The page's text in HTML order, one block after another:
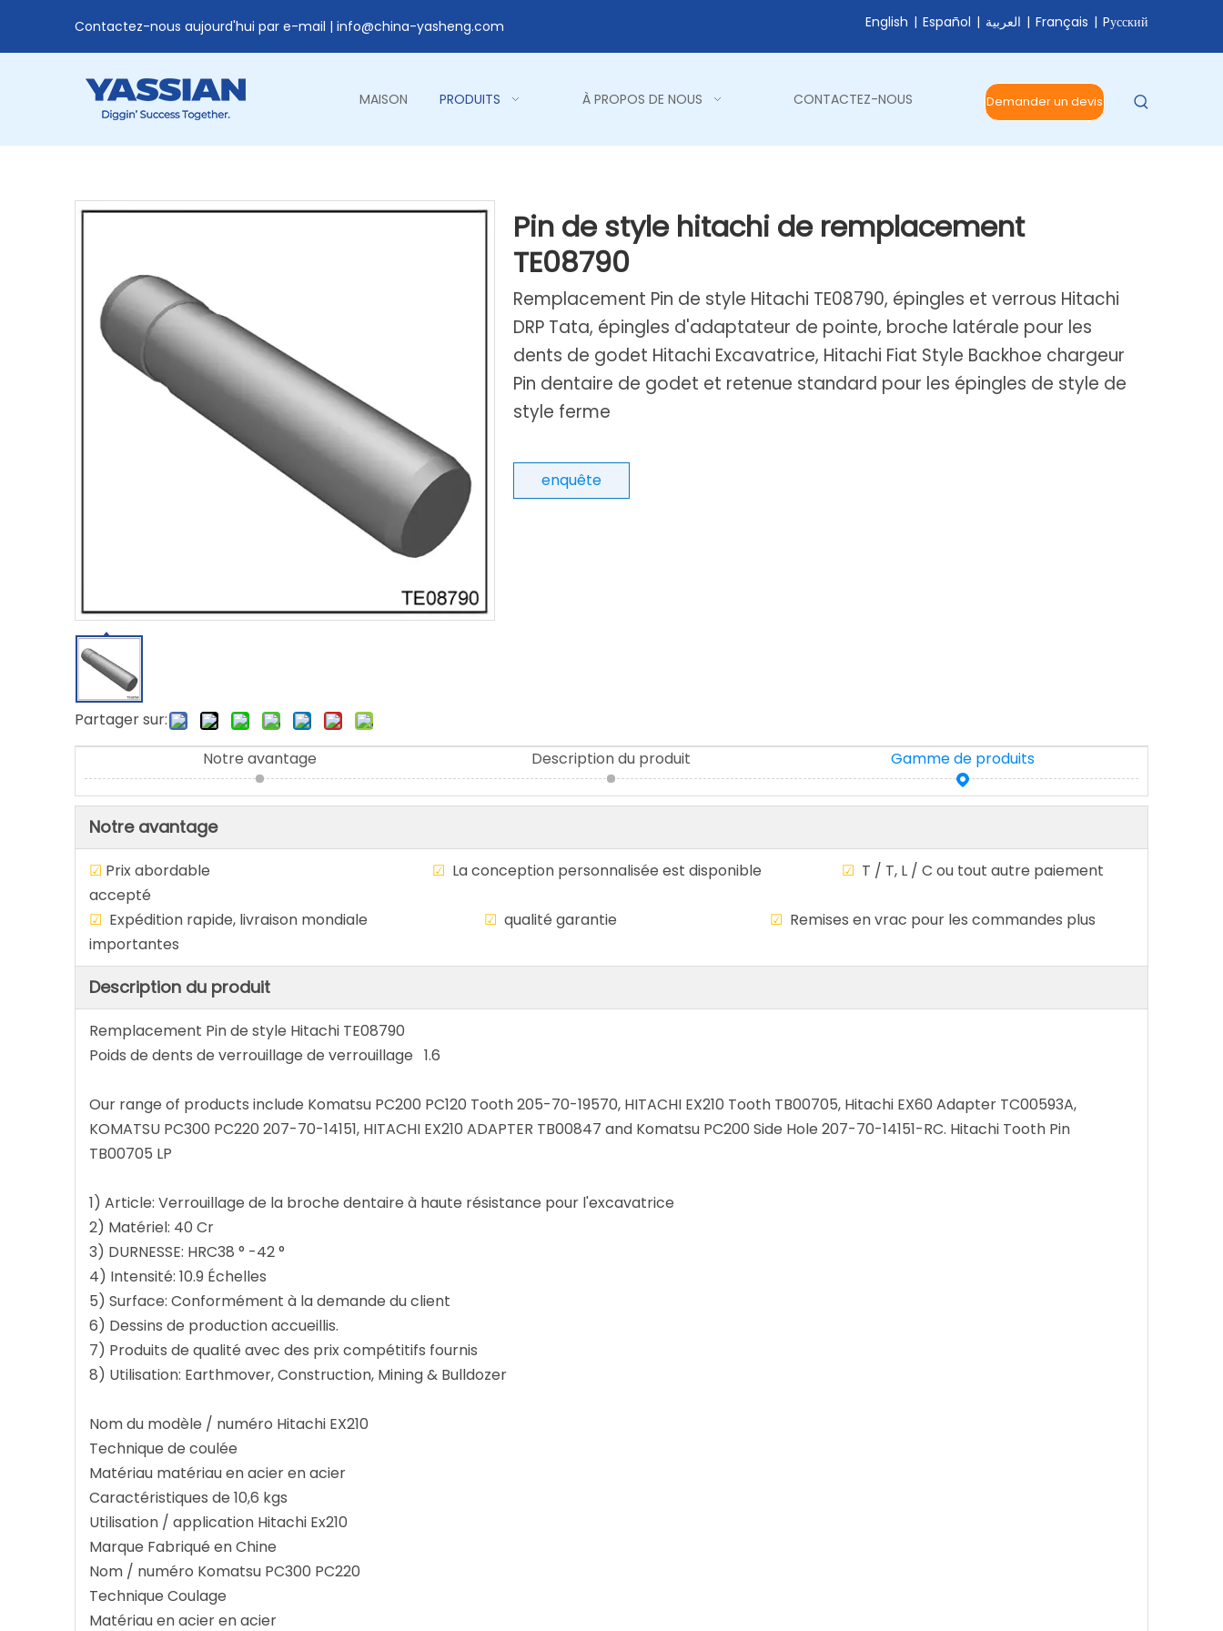
Contactez-nous aujourd'hui par e-mail | info@china-yasheng.com English | Español | العربية | Français | Pусский
MAISON PRODUITS À PROPOS DE NOUS CONTACTEZ-NOUS Demander un devis
Partager sur:
Pin de style hitachi de remplacement
TE08790
Remplacement Pin de style Hitachi TE08790, épingles et verrous Hitachi
DRP Tata, épingles d'adaptateur de pointe, broche latérale pour les
dents de godet Hitachi Excavatrice, Hitachi Fiat Style Backhoe chargeur
Pin dentaire de godet et retenue standard pour les épingles de style de
style ferme
enquête
Notre avantage Description du produit Gamme de produits
Notre avantage
☑ Prix abordable ☑ La conception personnalisée est disponible ☑ T / T, L / C ou tout autre paiement
accepté
☑ Expédition rapide, livraison mondiale ☑ qualité garantie ☑ Remises en vrac pour les commandes plus
importantes
Description du produit
Remplacement Pin de style Hitachi TE08790
Poids de dents de verrouillage de verrouillage 1.6
Our range of products include Komatsu PC200 PC120 Tooth 205-70-19570, HITACHI EX210 Tooth TB00705, Hitachi EX60 Adapter TC00593A,
KOMATSU PC300 PC220 207-70-14151, HITACHI EX210 ADAPTER TB00847 and Komatsu PC200 Side Hole 207-70-14151-RC. Hitachi Tooth Pin
TB00705 LP
1) Article: Verrouillage de la broche dentaire à haute résistance pour l'excavatrice
2) Matériel: 40 Cr
3) DURNESSE: HRC38 ° -42 °
4) Intensité: 10.9 Échelles
5) Surface: Conformément à la demande du client
6) Dessins de production accueillis.
7) Produits de qualité avec des prix compétitifs fournis
8) Utilisation: Earthmover, Construction, Mining & Bulldozer
Nom du modèle / numéro Hitachi EX210
Technique de coulée
Matériau matériau en acier en acier
Caractéristiques de 10,6 kgs
Utilisation / application Hitachi Ex210
Marque Fabriqué en Chine
Nom / numéro Komatsu PC300 PC220
Technique Coulage
Matériau en acier en acier